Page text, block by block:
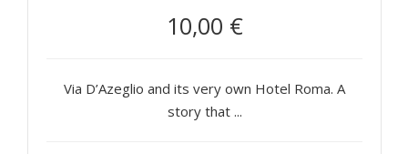
10,00 €
Via D’Azeglio and its very own Hotel Roma. A
story that ...